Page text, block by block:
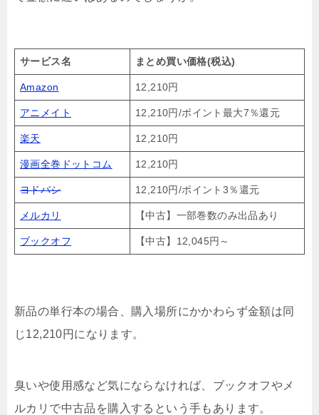
サービス名 まとめ買い価格(税込)
Amazon 12,210円
アニメイト 12,210円/ポイント最大7％還元
楽天 12,210円
漫画全巻ドットコム 12,210円
ヨドバシ 12,210円/ポイント3％還元
メルカリ 【中古】一部巻数のみ出品あり
ブックオフ 【中古】12,045円～
新品の単行本の場合、購入場所にかかわらず金額は同
じ12,210円になります。
臭いや使用感など気にならなければ、ブックオフやメ
ルカリで中古品を購入するという手もあります。